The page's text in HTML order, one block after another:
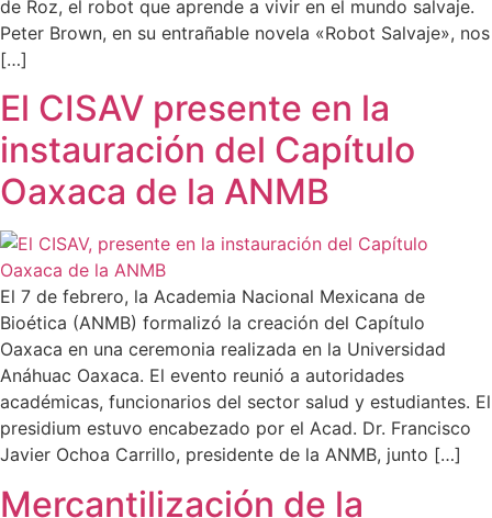
de Roz, el robot que aprende a vivir en el mundo salvaje.
Peter Brown, en su entrañable novela «Robot Salvaje», nos
[…]
El CISAV presente en la
instauración del Capítulo
Oaxaca de la ANMB
El 7 de febrero, la Academia Nacional Mexicana de
Bioética (ANMB) formalizó la creación del Capítulo
Oaxaca en una ceremonia realizada en la Universidad
Anáhuac Oaxaca. El evento reunió a autoridades
académicas, funcionarios del sector salud y estudiantes. El
presidium estuvo encabezado por el Acad. Dr. Francisco
Javier Ochoa Carrillo, presidente de la ANMB, junto […]
Mercantilización de la